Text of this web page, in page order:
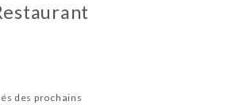
des prochains